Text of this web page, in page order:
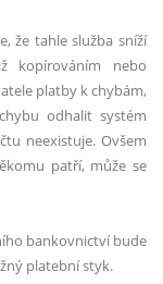
že tahle služba sníží
kopírováním nebo
platby k chybám,
odhalit systém
neexistuje. Ovšem
patří, může se
bankovnictví bude
platební styk.